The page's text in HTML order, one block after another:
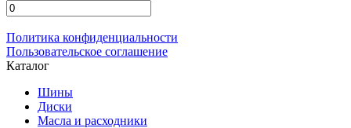
Политика конфиденциальности
Пользовательское соглашение
Каталог
Шины
Диски
Масла и расходники